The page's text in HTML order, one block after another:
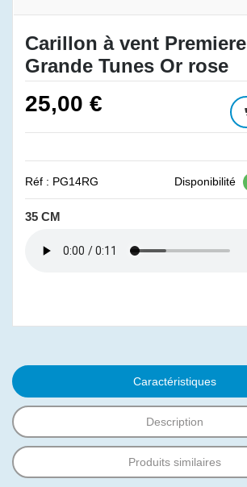
Carillon à vent Premiere
Grande Tunes Or rose
25,00 €
Réf : PG14RG Disponibilité
35 CM
Caractéristiques
Description
Produits similaires